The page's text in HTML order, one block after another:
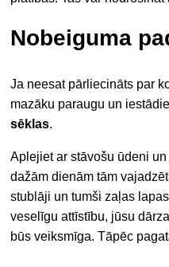
Nobeiguma
Ja neesat pārliecināts par
mazāku paraugu un
sēklas.
Aplejiet ar stāvošu ūdeni
dažām dienām tām
stublāji un tumši zaļas
veselīgu attīstību, jūsu
būs veiksmīga. Tāpēc